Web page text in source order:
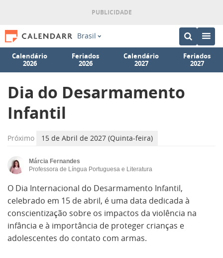
Brasil
Calendário
2026
Feriados
2026
Calendário
2027
Feriados
2027
Dia do Desarmamento
Infantil
Próximo 15 de Abril de 2027 (Quinta-feira)
Márcia Fernandes
Professora de Língua Portuguesa e Literatura
O Dia Internacional do Desarmamento Infantil,
celebrado em 15 de abril, é uma data dedicada à
conscientização sobre os impactos da violência na
infância e à importância de proteger crianças e
adolescentes do contato com armas.